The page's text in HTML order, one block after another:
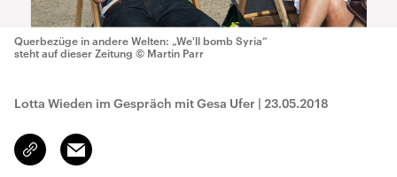
Querbezüge in andere Welten: „We'll bomb Syria“
steht auf dieser Zeitung © Martin Parr
Lotta Wieden im Gespräch mit Gesa Ufer | 23.05.2018
Link
kopieren/teilen
Email